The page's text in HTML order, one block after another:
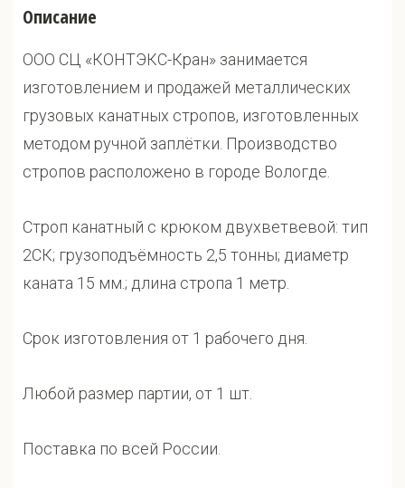
Описание
ООО СЦ «КОНТЭКС-Кран» занимается
изготовлением и продажей металлических
грузовых канатных стропов, изготовленных
методом ручной заплётки. Производство
стропов расположено в городе Вологде.
Строп канатный с крюком двухветвевой: тип
2СК; грузоподъёмность 2,5 тонны; диаметр
каната 15 мм.; длина стропа 1 метр.
Срок изготовления от 1 рабочего дня.
Любой размер партии, от 1 шт.
Поставка по всей России.